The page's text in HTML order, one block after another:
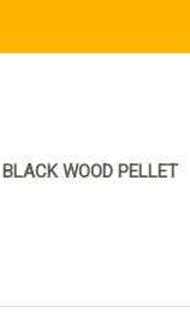
BLACK WOOD PELLET